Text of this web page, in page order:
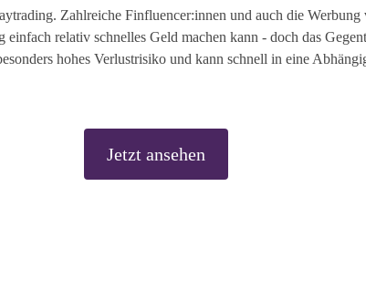
Zahlreiche Finfluencer:innen und auch die Werbung
relativ schnelles Geld machen kann - doch das
hohes Verlustrisiko und kann schnell in eine
Jetzt ansehen